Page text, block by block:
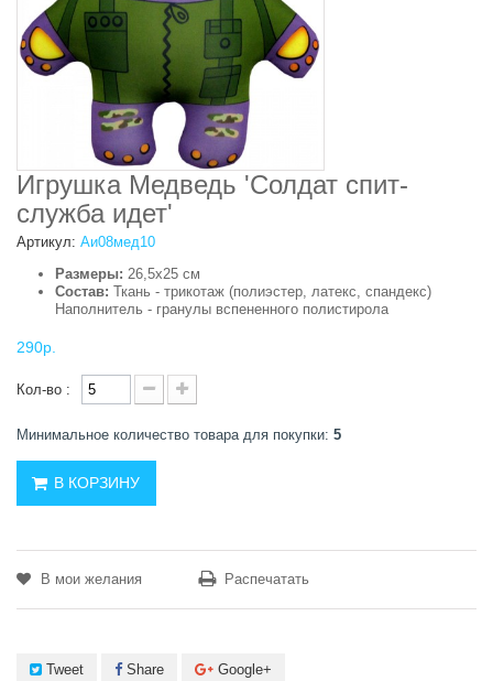
Игрушка Медведь 'Солдат спит-
служба идет'
Артикул: Аи08мед10
Размеры: 26,5х25 см
Состав: Ткань - трикотаж (полиэстер, латекс, спандекс)
Наполнитель - гранулы вспененного полистирола
290р.
Кол-во :
Минимальное количество товара для покупки: 5
В КОРЗИНУ
В мои желания Распечатать
Tweet Share Google+